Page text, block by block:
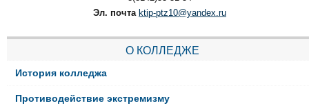
Эл. почта ktip-ptz10@yandex.ru
О КОЛЛЕДЖЕ
История колледжа
Противодействие экстремизму